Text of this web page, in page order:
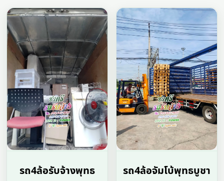
รถ4ล้อรับจ้างพุทธ
รถ4ล้อจัมโบ้พุทธบูชา